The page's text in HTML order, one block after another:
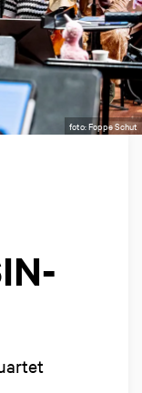
foto: Foppe Schut